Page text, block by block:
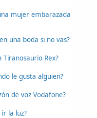
mujer embarazada
una boda si no vas?
Tiranosaurio Rex?
le gusta alguien?
de voz Vodafone?
la luz?